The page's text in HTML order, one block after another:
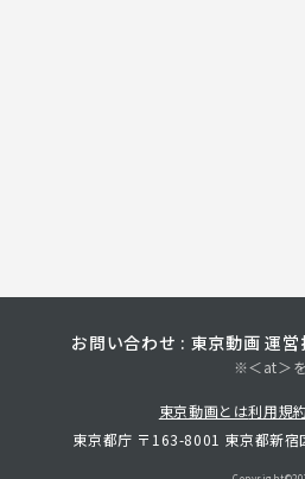
お問い合わせ : 東京動画 運営
※＜at＞を
東京動画とは利用規
東京都庁 〒163-8001 東京都新宿